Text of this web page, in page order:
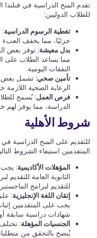
تقدم المنح الدراسية في فنلندا
للطلاب الدوليين:
تغطية الرسوم الدراسية:
جزئيًا، مما يخفف العبء
بدل معيشة: توفر بعض
مما يساعد الطلاب على
النفقات اليومية.
تأمين صحي: تشمل بعض
الرعاية الصحية اللازمة
فرص العمل: يُسمح
الدراسة، مما يوفر
شروط الأهلية
للتقديم على المنح الدراسية
المتقدمين استيفاء الشروط
المؤهلات الأكاديمية: يجب
الثانوية العامة للتقديم
للتقديم لبرامج
إتقان اللغة الإنجليزية:
يجب على المتقدمين
شهادات دراسية سابقة أو
الجنسيات المؤهلة:
يُنصح بالتحقق من